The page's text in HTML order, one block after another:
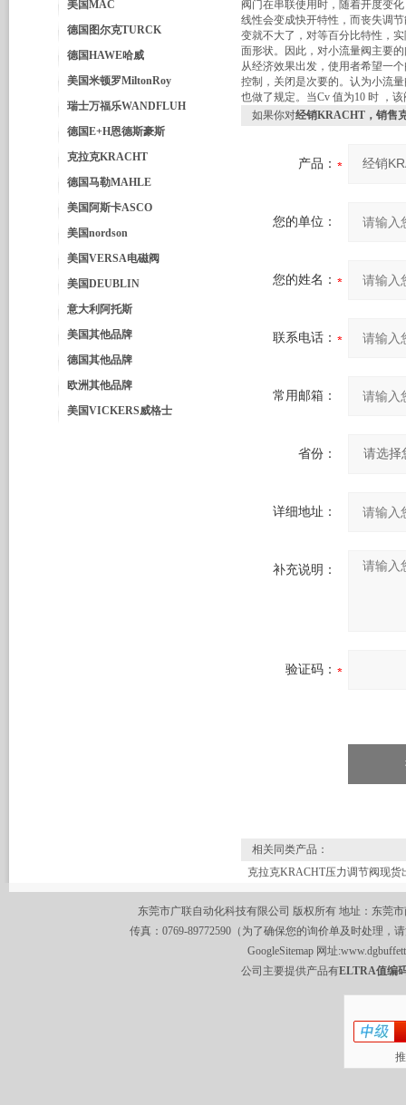
美国MAC
德国图尔克TURCK
德国HAWE哈威
美国米顿罗MiltonRoy
瑞士万福乐WANDFLUH
德国E+H恩德斯豪斯
克拉克KRACHT
德国马勒MAHLE
美国阿斯卡ASCO
美国nordson
美国VERSA电磁阀
美国DEUBLIN
意大利阿托斯
美国其他品牌
德国其他品牌
欧洲其他品牌
美国VICKERS威格士
阀门在串联使用时，随着开度变
线性会变成快开特性，而丧失调
变就不大了，对等百分比特性，
面形状。因此，对小流量阀主要
从经济效果出发， 使用者希望一
控制，关闭是次要的。认为小流
也做了规定。当Cv 值为10 时 ，
如果你对经销KRACHT，销售
产品：
您的单位：
您的姓名：
联系电话：
常用邮箱：
省份：
详细地址：
补充说明：
验证码：
相关同类产品：
克拉克KRACHT压力调节阀现货
东莞市广联自动化科技有限公司 版权所有 地址：东莞
传真：0769-89772590（为了确保您的询价单及时处理，
GoogleSitemap 网址:
公司主要提供产品有ELTRA值编